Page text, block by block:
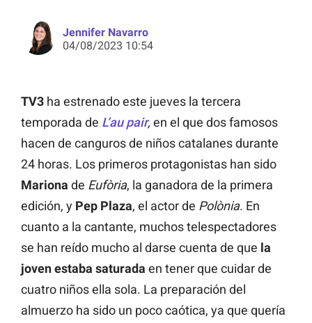
Jennifer Navarro
04/08/2023 10:54
TV3 ha estrenado este jueves la tercera
temporada de L’au pair, en el que dos famosos
hacen de canguros de niños catalanes durante
24 horas. Los primeros protagonistas han sido
Mariona de Eufòria, la ganadora de la primera
edición, y Pep Plaza, el actor de Polònia. En
cuanto a la cantante, muchos telespectadores
se han reído mucho al darse cuenta de que la
joven estaba saturada en tener que cuidar de
cuatro niños ella sola. La preparación del
almuerzo ha sido un poco caótica, ya que quería